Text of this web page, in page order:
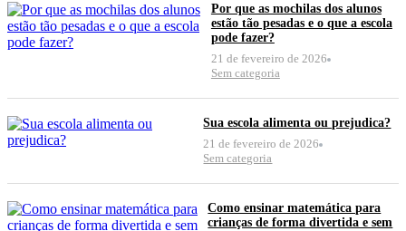
Por que as mochilas dos alunos
estão tão pesadas e o que a escola
pode fazer?
21 de fevereiro de 2026
Sem categoria
Sua escola alimenta ou prejudica?
21 de fevereiro de 2026
Sem categoria
Como ensinar matemática para
crianças de forma divertida e sem